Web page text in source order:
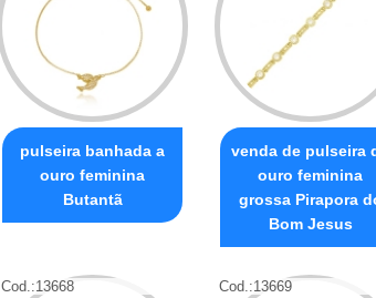
pulseira banhada a
ouro feminina
Butantã
venda de pulseira
ouro feminina
grossa Pirapora
Bom Jesus
Cod.:13668 Cod.:13669